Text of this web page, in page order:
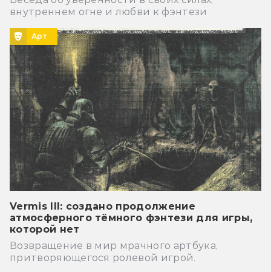
внутреннем огне и любви к фэнтези
Арт
Vermis III: создано продолжение
атмосферного тёмного фэнтези для игры,
которой нет
Возвращение в мир мрачного артбука,
притворяющегося ролевой игрой.